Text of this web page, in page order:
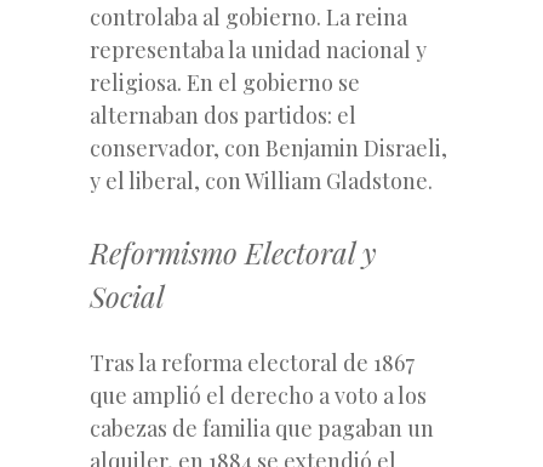
controlaba al gobierno. La reina
representaba la unidad nacional y
religiosa. En el gobierno se
alternaban dos partidos: el
conservador, con Benjamin Disraeli,
y el liberal, con William Gladstone.
Reformismo Electoral y
Social
Tras la reforma electoral de 1867
que amplió el derecho a voto a los
cabezas de familia que pagaban un
alquiler, en 1884 se extendió el